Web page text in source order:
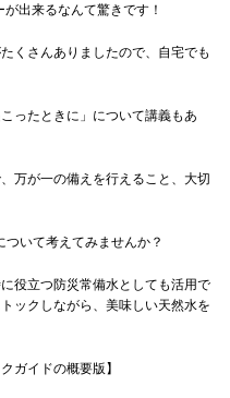
出来るなんて驚きです！
くさんありましたので、自宅でも
ったときに」について講義もあ
万が一の備えを行えること、大切
いて考えてみませんか？
役立つ防災常備水としても活用で
ックしながら、美味しい天然水を
ガイドの概要版】